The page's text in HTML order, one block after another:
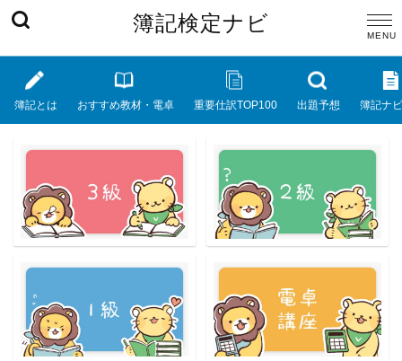
簿記検定ナビ
簿記とは おすすめ教材・電卓 重要仕訳TOP100 出題予想 簿記ナ